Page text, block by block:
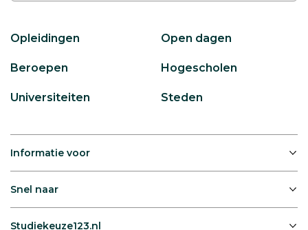
Opleidingen Open dagen
Beroepen Hogescholen
Universiteiten Steden
Informatie voor
Snel naar
Studiekeuze123.nl